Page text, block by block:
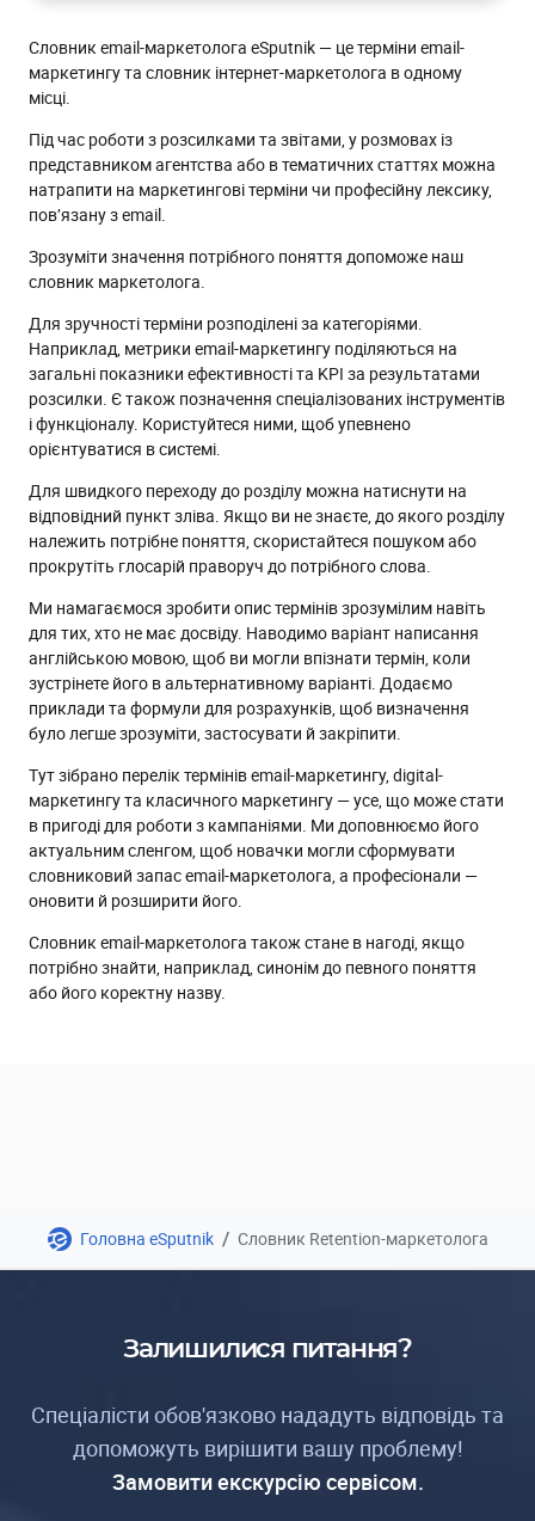
Словник email-маркетолога eSputnik — це терміни email-
маркетингу та словник інтернет-маркетолога в одному
місці.
Під час роботи з розсилками та звітами, у розмовах із
представником агентства або в тематичних статтях можна
натрапити на маркетингові терміни чи професійну лексику,
пов’язану з email.
Зрозуміти значення потрібного поняття допоможе наш
словник маркетолога.
Для зручності терміни розподілені за категоріями.
Наприклад, метрики email-маркетингу поділяються на
загальні показники ефективності та KPI за результатами
розсилки. Є також позначення спеціалізованих інструментів
і функціоналу. Користуйтеся ними, щоб упевнено
орієнтуватися в системі.
Для швидкого переходу до розділу можна натиснути на
відповідний пункт зліва. Якщо ви не знаєте, до якого розділу
належить потрібне поняття, скористайтеся пошуком або
прокрутіть глосарій праворуч до потрібного слова.
Ми намагаємося зробити опис термінів зрозумілим навіть
для тих, хто не має досвіду. Наводимо варіант написання
англійською мовою, щоб ви могли впізнати термін, коли
зустрінете його в альтернативному варіанті. Додаємо
приклади та формули для розрахунків, щоб визначення
було легше зрозуміти, застосувати й закріпити.
Тут зібрано перелік термінів email-маркетингу, digital-
маркетингу та класичного маркетингу — усе, що може стати
в пригоді для роботи з кампаніями. Ми доповнюємо його
актуальним сленгом, щоб новачки могли сформувати
словниковий запас email-маркетолога, а професіонали —
оновити й розширити його.
Словник email-маркетолога також стане в нагоді, якщо
потрібно знайти, наприклад, синонім до певного поняття
або його коректну назву.
Головна eSputnik / Словник Retention-маркетолога
Залишилися питання?
Спеціалісти обов'язково нададуть відповідь та
допоможуть вирішити вашу проблему!
Замовити екскурсію сервісом.